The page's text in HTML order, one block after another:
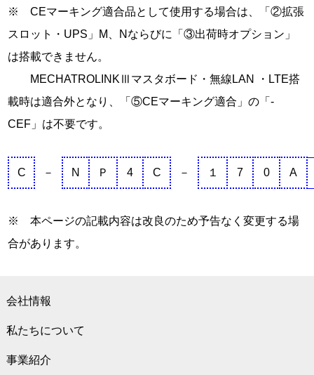
※ CEマーキング適合品として使用する場合は、「②拡張
スロット・UPS」M、Nならびに「③出荷時オプション」
は搭載できません。
MECHATROLINKⅢマスタボード・無線LAN ・LTE搭
載時は適合外となり、「⑤CEマーキング適合」の「-
CEF」は不要です。
C － N Ｐ 4 C － １ 7 0 A
※ 本ページの記載内容は改良のため予告なく変更する場
合があります。
会社情報
私たちについて
事業紹介